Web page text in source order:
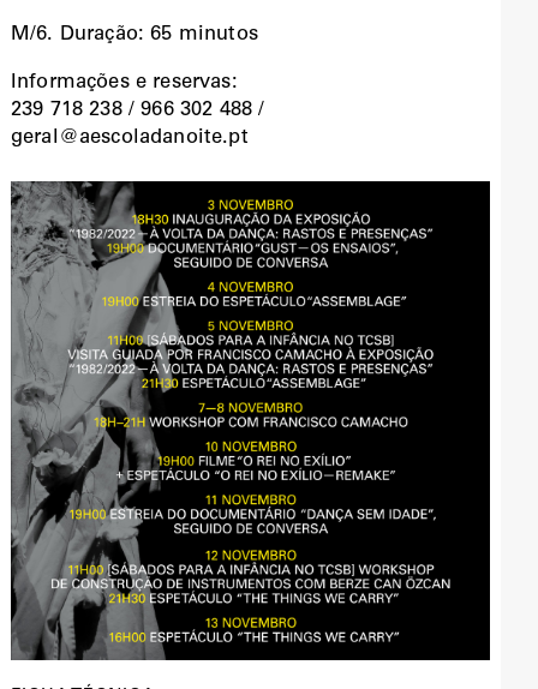
M/6. Duração: 65 minutos
Informações e reservas:
239 718 238 / 966 302 488 /
geral@aescoladanoite.pt